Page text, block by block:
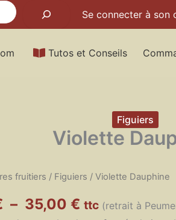
Se connecter à son
Tutos et Conseils
Figuiers
Violette
fruitiers / Figuiers / Violette Dauphine
– 35,00 € Plage
ttc (retrait à